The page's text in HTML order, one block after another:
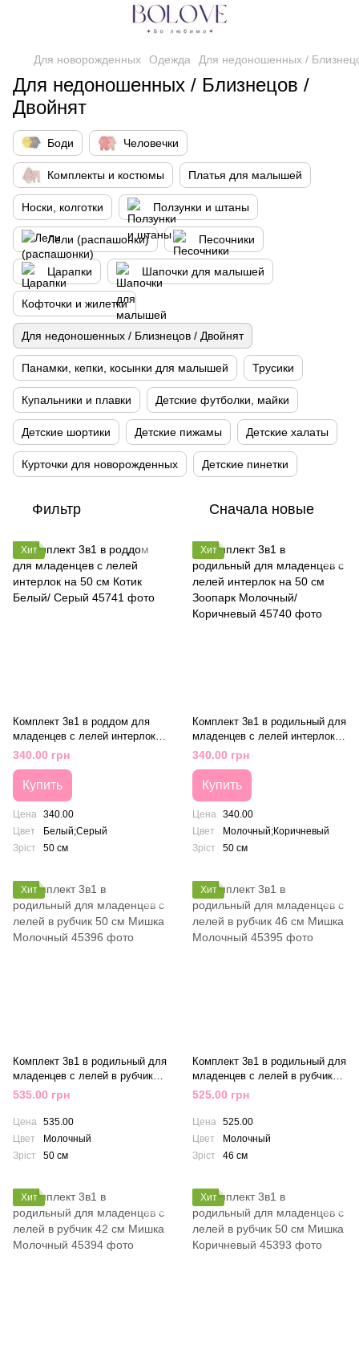
Для новорожденных Одежда Для недоношенных /
Для недоношенных / Близнецов /
Двойнят
Боди Человечки
Комплекты и костюмы Платья для малышей
Носки, колготки Ползунки и штаны
Лели (распашонки) Песочники
Царапки Шапочки для малышей
Кофточки и жилетки
Для недоношенных / Близнецов / Двойнят
Панамки, кепки, косынки для малышей Трусики
Купальники и плавки Детские футболки, майки
Детские шортики Детские пижамы Детские халаты
Курточки для новорожденных Детские пинетки
Фильтр Сначала новые
Хит
Комплект 3в1 в роддом для
младенцев с лелей интерлок
на 50 см Котик Белый/ Серый
340.00 грн
Купить
Цена 340.00
Цвет
Белый;Серый
Зріст
50 см
Хит
Комплект 3в1 в родильный для
младенцев с лелей интерлок
на 50 см Зоопарк Молочный/
Коричневый
340.00 грн
Купить
Цена 340.00
Цвет
Молочный;Коричневый
Зріст
50 см
Хит
Комплект 3в1 в родильный для
младенцев с лелей в рубчик
50 см Мишка Молочный
535.00 грн
Цена 535.00
Цвет
Молочный
Зріст
50 см
Хит
Комплект 3в1 в родильный для
младенцев с лелей в рубчик
46 см Мишка Молочный
525.00 грн
Цена 525.00
Цвет
Молочный
Зріст
46 см
Хит Хит